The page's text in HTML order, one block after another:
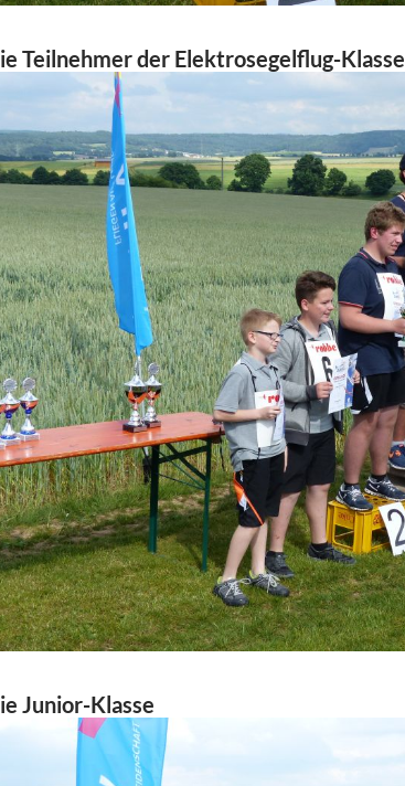
Teilnehmer der Elektrosegelflug-Klasse
Junior-Klasse